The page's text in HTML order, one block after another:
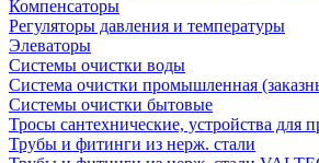
Компенсаторы
Регуляторы давления и температуры
Элеваторы
Системы очистки воды
Система очистки промышленная
Системы очистки бытовые
Тросы сантехнические, устройства для
Трубы и фитинги из нерж. стали